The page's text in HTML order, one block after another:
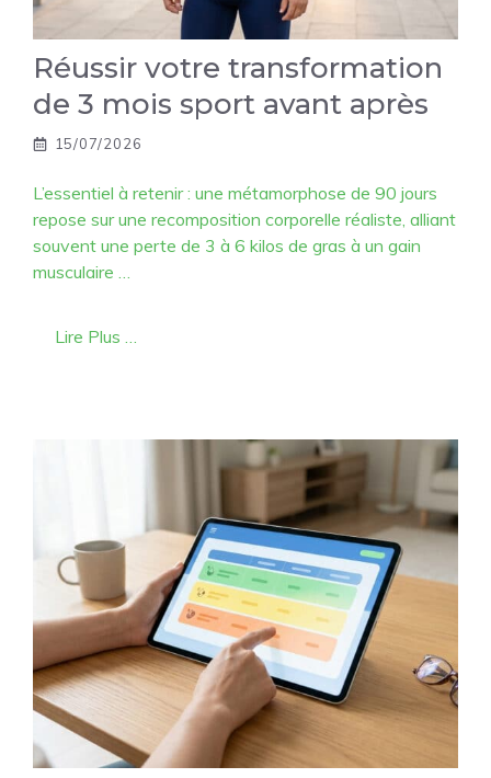
Réussir votre transformation
de 3 mois sport avant après
15/07/2026
L’essentiel à retenir : une métamorphose de 90 jours
repose sur une recomposition corporelle réaliste, alliant
souvent une perte de 3 à 6 kilos de gras à un gain
musculaire …
Lire Plus …